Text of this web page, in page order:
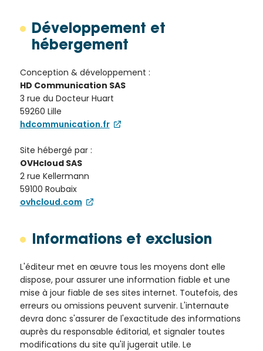
Développement et
hébergement
Conception & développement :
HD Communication SAS
3 rue du Docteur Huart
59260 Lille
hdcommunication.fr
Site hébergé par :
OVHcloud SAS
2 rue Kellermann
59100 Roubaix
ovhcloud.com
Informations et exclusion
L'éditeur met en œuvre tous les moyens dont elle
dispose, pour assurer une information fiable et une
mise à jour fiable de ses sites internet. Toutefois, des
erreurs ou omissions peuvent survenir. L'internaute
devra donc s'assurer de l'exactitude des informations
auprès du responsable éditorial, et signaler toutes
modifications du site qu'il jugerait utile. Le